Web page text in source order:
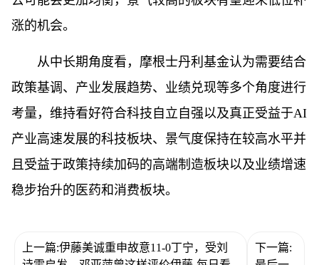
涨的机会。
从中长期角度看，摩根士丹利基金认为需要结合
政策基调、产业发展趋势、业绩兑现等多个角度进行
考量，维持看好符合科技自立自强以及真正受益于AI
产业高速发展的科技板块、景气度保持在较高水平并
且受益于政策持续加码的高端制造板块以及业绩增速
稳步抬升的医药和消费板块。
上一篇:伊藤美诚重申故意11-0丁宁，受刘
下一篇: